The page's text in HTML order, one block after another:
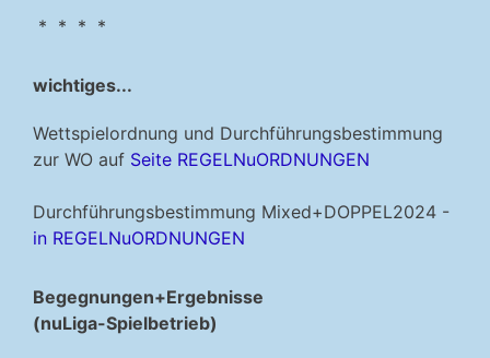
* * * *
wichtiges...
Wettspielordnung und Durchführungsbestimmung
zur WO auf Seite REGELNuORDNUNGEN
Durchführungsbestimmung Mixed+DOPPEL2024 -
in REGELNuORDNUNGEN
Begegnungen+Ergebnisse
(nuLiga-Spielbetrieb)